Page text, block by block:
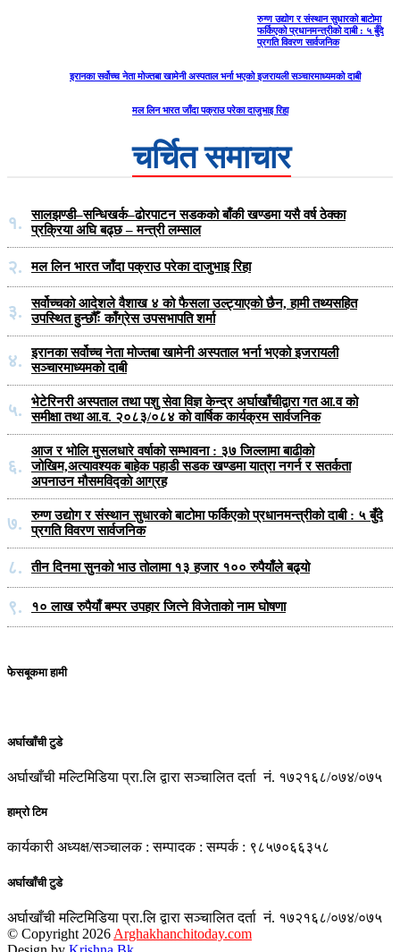
रुग्ण उद्योग र संस्थान सुधारको बाटोमा
फर्किएको प्रधानमन्त्रीको दाबी : ५ बुँदे
प्रगति विवरण सार्वजनिक
इरानका सर्वोच्च नेता मोज्तबा खामेनी अस्पताल भर्ना भएको इजरायली सञ्चारमाध्यमको दाबी
मल लिन भारत जाँदा पक्राउ परेका दाजुभाइ रिहा
चर्चित समाचार
१.
सालझण्डी–सन्धिखर्क–ढोरपाटन सडकको बाँकी खण्डमा यसै वर्ष ठेक्का
प्रक्रिया अघि बढ्छ – मन्त्री लम्साल
२. मल लिन भारत जाँदा पक्राउ परेका दाजुभाइ रिहा
३.
सर्वोच्चको आदेशले वैशाख ४ को फैसला उल्ट्याएको छैन, हामी तथ्यसहित
उपस्थित हुन्छौँः काँग्रेस उपसभापति शर्मा
४.
इरानका सर्वोच्च नेता मोज्तबा खामेनी अस्पताल भर्ना भएको इजरायली
सञ्चारमाध्यमको दाबी
५.
भेटेरिनरी अस्पताल तथा पशु सेवा विज्ञ केन्द्र अर्घाखाँचीद्वारा गत आ.व को
समीक्षा तथा आ.व. २०८३/०८४ को वार्षिक कार्यक्रम सार्वजनिक
६.
आज र भोलि मुसलधारे वर्षाको सम्भावना : ३७ जिल्लामा बाढीको
जोखिम,अत्यावश्यक बाहेक पहाडी सडक खण्डमा यात्रा नगर्न र सतर्कता
अपनाउन मौसमविद्काे आग्रह
७.
रुग्ण उद्योग र संस्थान सुधारको बाटोमा फर्किएको प्रधानमन्त्रीको दाबी : ५ बुँदे
प्रगति विवरण सार्वजनिक
८. तीन दिनमा सुनको भाउ तोलामा १३ हजार १०० रुपैयाँले बढ्यो
९. १० लाख रुपैयाँ बम्पर उपहार जित्ने विजेताको नाम घोषणा
फेसबूकमा हामी
अर्घाखाँची टुडे
अर्घाखाँची मल्टिमिडिया प्रा.लि द्वारा सञ्चालित दर्ता नं. १७२१६८/०७४/०७५
हाम्रो टिम
कार्यकारी अध्यक्ष/सञ्चालक : सम्पादक : सम्पर्क : ९८५७०६६३५८
अर्घाखाँची टुडे
अर्घाखाँची मल्टिमिडिया प्रा.लि द्वारा सञ्चालित दर्ता नं. १७२१६८/०७४/०७५
© Copyright 2026 Arghakhanchitoday.com